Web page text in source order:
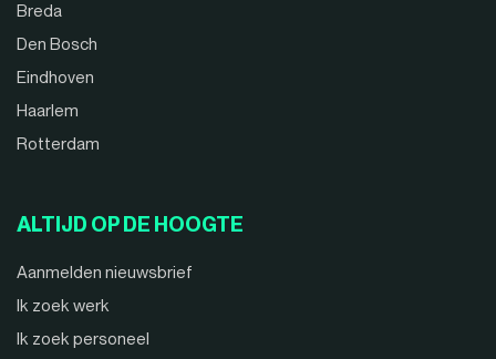
Breda
Den Bosch
Eindhoven
Haarlem
Rotterdam
ALTIJD OP DE HOOGTE
Aanmelden nieuwsbrief
Ik zoek werk
Ik zoek personeel